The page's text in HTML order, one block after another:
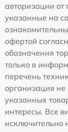
авторизации
указанные на
офертой
обозначения
только в
перечень
организация
указанных
интересы. Все
исключительно